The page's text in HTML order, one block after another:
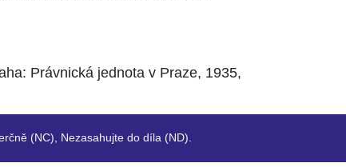
Právnická jednota v Praze, 1935,
(NC), Nezasahujte do díla (ND).